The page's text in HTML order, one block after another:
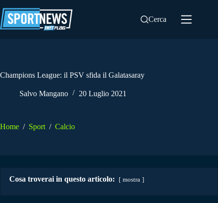
al
contenuto
Cerca
Champions League: il PSV sfida il Galatasaray
Salvo Mangano 20 Luglio 2021
Home / Sport / Calcio
Cosa troverai in questo articolo: mostra